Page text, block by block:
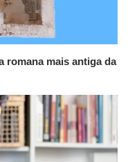
romana mais antiga da